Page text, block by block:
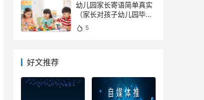
幼儿园家长寄语简单真实
（家长对孩子幼儿园毕业
寄语）
5
好文推荐